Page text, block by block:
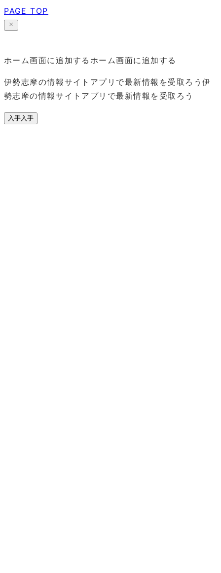
PAGE TOP
ホーム画面に追加する ホーム画面に追加する
伊勢志摩の情報サイトアプリで最新情報を受取ろう伊
勢志摩の情報サイトアプリで最新情報を受取ろう
入手入手